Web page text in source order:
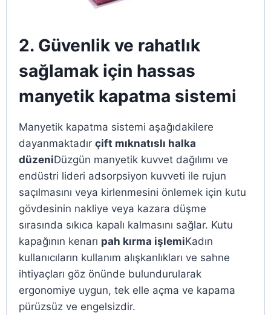
2. Güvenlik ve rahatlık
sağlamak için hassas
manyetik kapatma sistemi
Manyetik kapatma sistemi aşağıdakilere
dayanmaktadır çift mıknatıslı halka
düzeniDüzgün manyetik kuvvet dağılımı ve
endüstri lideri adsorpsiyon kuvveti ile rujun
saçılmasını veya kirlenmesini önlemek için kutu
gövdesinin nakliye veya kazara düşme
sırasında sıkıca kapalı kalmasını sağlar. Kutu
kapağının kenarı pah kırma işlemiKadın
kullanıcıların kullanım alışkanlıkları ve sahne
ihtiyaçları göz önünde bulundurularak
ergonomiye uygun, tek elle açma ve kapama
pürüzsüz ve engelsizdir.